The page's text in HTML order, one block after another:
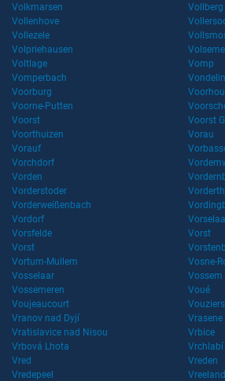
Volkmarsen
Vollberg
Vollenhove
Vollezele
Volpriehausen
Voltlage
Vomp
Vomperbach
Voorburg
Voorne-Putten
Voorst
Voorst
Voorthuizen
Vorau
Vorauf
Vorchdorf
Vorden
Vorderstoder
Vorderweißenbach
Vordorf
Vorsfelde
Vorst
Vorst
Vortum-Mullem
Vosne-
Vosselaar
Vossem
Vossemeren
Voué
Voujeaucourt
Vouziers
Vranov nad Dyjí
Vrasene
Vratislavice nad Nisou
Vrbice
Vrbová Lhota
Vrchlabí
Vred
Vreden
Vredepeel
Vreeland